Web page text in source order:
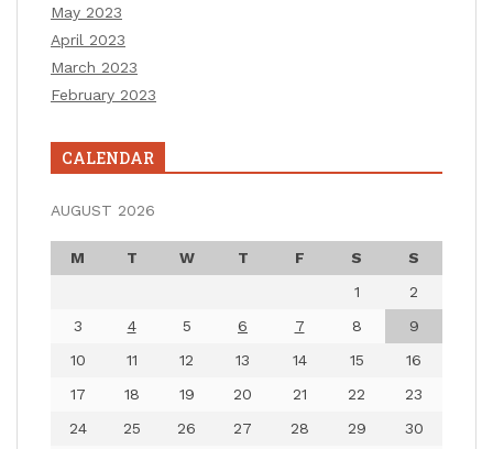
May 2023
April 2023
March 2023
February 2023
CALENDAR
AUGUST 2026
M T W T F S
S
1
2
3
4 5 6 7 8
9
10
11 12 13 14 15
16
17
18 19 20 21 22
23
24
25 26 27 28 29
30